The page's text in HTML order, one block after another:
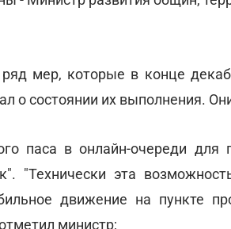
мер, которые в конце
о состоянии их выполнения.
паса в онлайн-очереди для
"Технически эта
движение на пункте
министр;